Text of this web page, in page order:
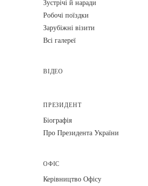
Зустрічі й наради
Робочі поїздки
Зарубіжні візити
Всі галереї
ВІДЕО
ПРЕЗИДЕНТ
Біографія
Про Президента України
ОФІС
Керівництво Офісу